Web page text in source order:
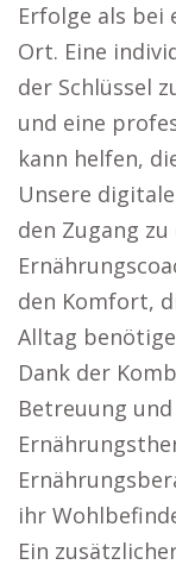
Erfolge als bei
Ort. Eine
der Schlüssel
und eine
kann helfen,
Unsere
den Zugang
den Komfort,
Alltag
Dank der
Betreuung
ihr
Ein